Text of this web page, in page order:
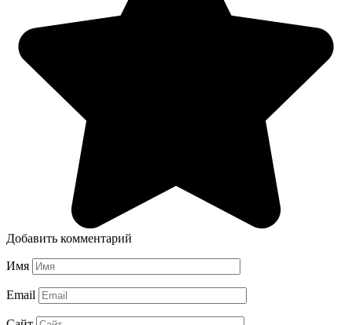
Добавить комментарий
Имя
Email